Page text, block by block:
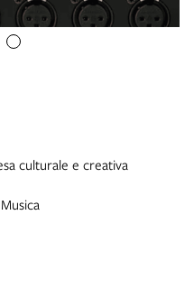
culturale e creativa